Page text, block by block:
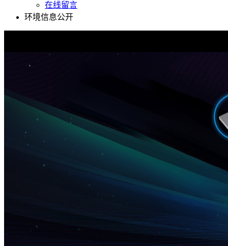
在线留言
环境信息公开